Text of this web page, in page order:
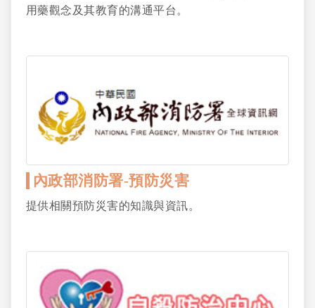
用藥觀念及其教育的溝通平台。
內政部消防署-預防災害
提供相關預防災害的知識與資訊。